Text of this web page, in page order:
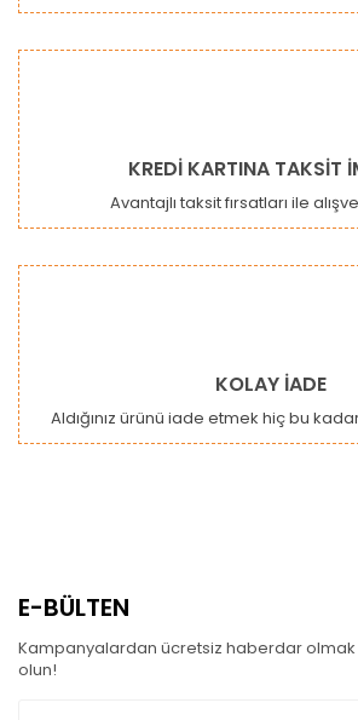
KREDİ KARTINA TAKSİT
Avantajlı taksit fırsatları ile
KOLAY İADE
Aldığınız ürünü iade etmek hiç bu
E-BÜLTEN
Kampanyalardan ücretsiz haberdar olmak
olun!